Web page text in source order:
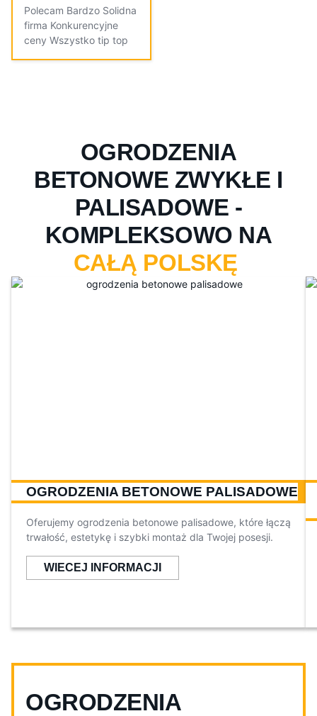
Polecam Bardzo Solidna
firma Konkurencyjne
ceny Wszystko tip top
OGRODZENIA
BETONOWE ZWYKŁE I
PALISADOWE -
KOMPLEKSOWO NA
CAŁĄ POLSKĘ
OGRODZENIA BETONOWE PALISADOWE
Oferujemy ogrodzenia betonowe palisadowe, które łączą
trwałość, estetykę i szybki montaż dla Twojej posesji.
WIECEJ INFORMACJI
OGRODZENIA